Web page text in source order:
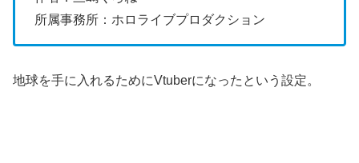
所属事務所：ホロライブプロダクション
地球を手に入れるためにVtuberになったという設定。